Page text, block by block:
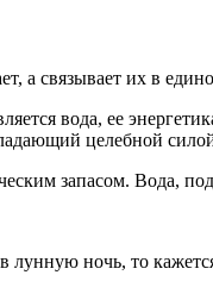
а связывает их в
вода, ее
целебной
запасом. Вода,
ночь, то